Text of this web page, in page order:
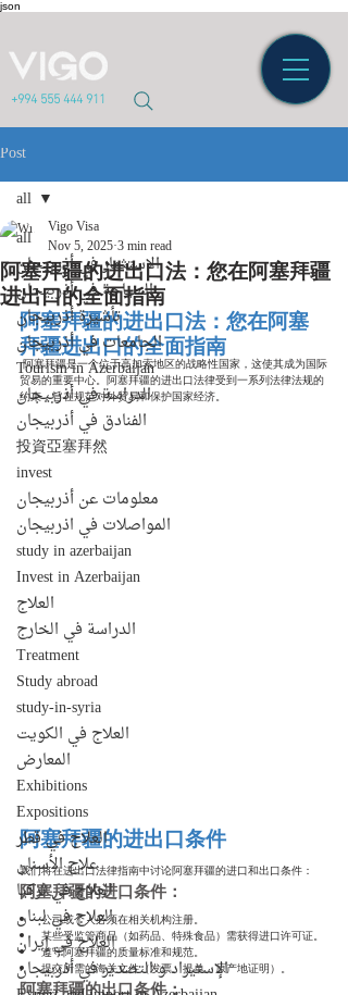
json
+994 555 444 911
Post
all
الاستثمار في أذربيجان
السياحة في أذربيجان
تأشيرة أذربيجان
الجامعات في أذربيجان
Tourism in Azerbaijan
الدراسة في أذربيجان
الفنادق في أذربيجان
投資亞塞拜然
invest
معلومات عن أذربيجان
المواصلات في اذربيجان
study in azerbaijan
Invest in Azerbaijan
العلاج
الدراسة في الخارج
Treatment
Study abroad
study-in-syria
العلاج في الكويت
المعارض
Exhibitions
Expositions
العلاج في قطر
علاج الأسنان
العلاج في تركيا
العلاج في لبنان
العلاج في إيران
الإستيراد و التصدير في أذربيجان
all
阿塞拜疆的进出口法：您在阿塞拜疆
进出口的全面指南
Vigo Visa
Nov 5, 20253 min read
阿塞拜疆的进出口法：您在阿塞
拜疆进出口的全面指南
阿塞拜疆是一个位于高加索地区的战略性国家，这使其成为国际
贸易的重要中心。阿塞拜疆的进出口法律受到一系列法律法规的
约束，旨在规范对外贸易和保护国家经济。
阿塞拜疆的进出口条件
我们将在进出口法律指南中讨论阿塞拜疆的进口和出口条件：
阿塞拜疆的进口条件：
公司或个人必须在相关机构注册。
某些受监管商品（如药品、特殊食品）需获得进口许可证。
遵守阿塞拜疆的质量标准和规范。
提交所需的海关文件（发票、提单、原产地证明）。
阿塞拜疆的出口条件：